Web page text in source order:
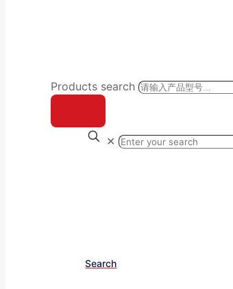
Products search
✕
Search